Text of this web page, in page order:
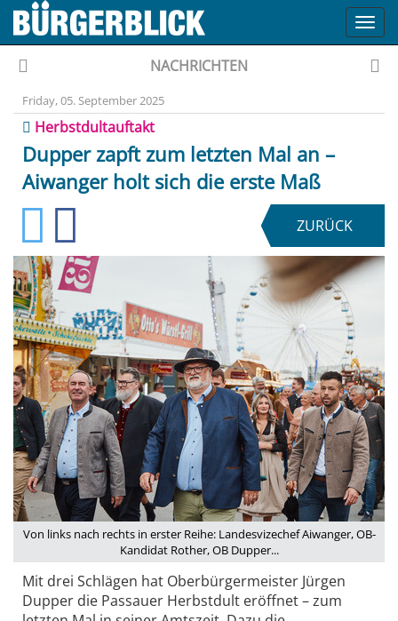
NACHRICHTEN
Friday, 05. September 2025
Herbstdultauftakt
Dupper zapft zum letzten Mal an –
Aiwanger holt sich die erste Maß
ZURÜCK
Von links nach rechts in erster Reihe: Landesvizechef Aiwanger, OB-
Kandidat Rother, OB Dupper...
Mit drei Schlägen hat Oberbürgermeister Jürgen
Dupper die Passauer Herbstdult eröffnet – zum